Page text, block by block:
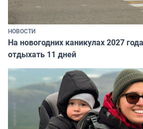
НОВОСТИ
На новогодних каникулах 2027
отдыхать 11 дней